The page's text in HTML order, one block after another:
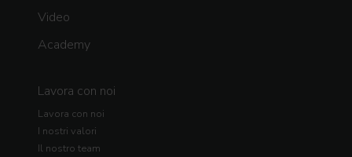
Video
Academy
Lavora con noi
Lavora con noi
I nostri valori
Il nostro team